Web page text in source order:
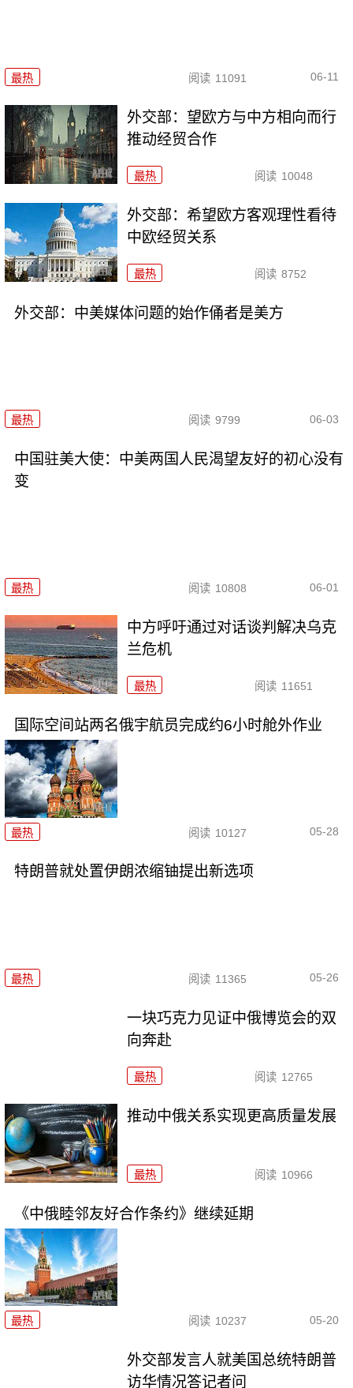
最热 阅读 11091 06-11
外交部：望欧方与中方相向而行
推动经贸合作
最热 阅读 10048
外交部：希望欧方客观理性看待
中欧经贸关系
最热 阅读 8752
外交部：中美媒体问题的始作俑者是美方
最热 阅读 9799 06-03
中国驻美大使：中美两国人民渴望友好的初心没有
变
最热 阅读 10808 06-01
中方呼吁通过对话谈判解决乌克
兰危机
最热 阅读 11651
国际空间站两名俄宇航员完成约6小时舱外作业
最热 阅读 10127 05-28
特朗普就处置伊朗浓缩铀提出新选项
最热 阅读 11365 05-26
一块巧克力见证中俄博览会的双
向奔赴
最热 阅读 12765
推动中俄关系实现更高质量发展
最热 阅读 10966
《中俄睦邻友好合作条约》继续延期
最热 阅读 10237 05-20
外交部发言人就美国总统特朗普
访华情况答记者问